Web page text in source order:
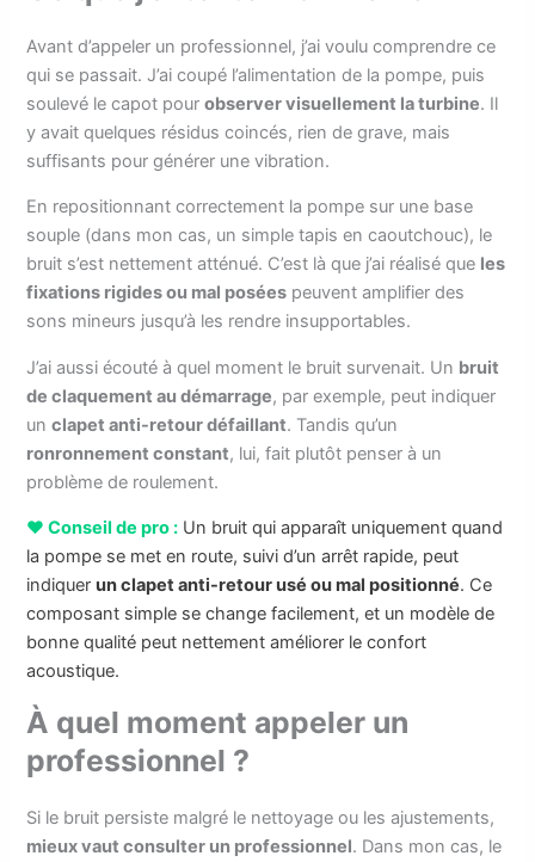
Avant d’appeler un professionnel, j’ai voulu comprendre ce
qui se passait. J’ai coupé l’alimentation de la pompe, puis
soulevé le capot pourobserver visuellement la turbine. Il
y avait quelques résidus coincés, rien de grave, mais
suffisants pour générer une vibration.
En repositionnant correctement la pompe sur une base
souple (dans mon cas, un simple tapis en caoutchouc), le
bruit s’est nettement atténué. C’est là que j’ai réalisé que les
fixations rigides ou mal posées peuvent amplifier des
sons mineurs jusqu’à les rendre insupportables.
J’ai aussi écouté à quel moment le bruit survenait. Un bruit
de claquement au démarrage, par exemple, peut indiquer
unclapet anti-retour défaillant. Tandis qu’un
ronronnement constant, lui, fait plutôt penser à un
problème de roulement.
❤️ Conseil de pro : Un bruit qui apparaît uniquement quand
la pompe se met en route, suivi d’un arrêt rapide, peut
indiquerun clapet anti-retour usé ou mal positionné. Ce
composant simple se change facilement, et un modèle de
bonne qualité peut nettement améliorer le confort
acoustique.
À quel moment appeler un
professionnel ?
Si le bruit persiste malgré le nettoyage ou les ajustements,
mieux vaut consulter un professionnel. Dans mon cas, le